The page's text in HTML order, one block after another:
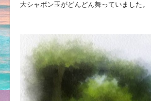
大シャボン玉がどんどん舞っていました。